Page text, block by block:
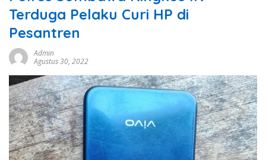
Terduga Pelaku Curi HP di
Pesantren
Admin
Agustus 30, 2022